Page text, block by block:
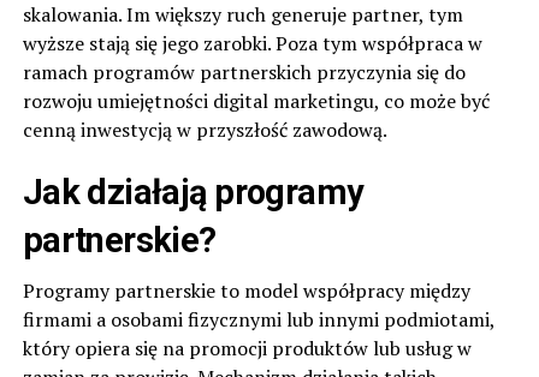
skalowania. Im większy ruch generuje partner, tym
wyższe stają się jego zarobki. Poza tym współpraca w
ramach programów partnerskich przyczynia się do
rozwoju umiejętności digital marketingu, co może być
cenną inwestycją w przyszłość zawodową.
Jak działają programy
partnerskie?
Programy partnerskie to model współpracy między
firmami a osobami fizycznymi lub innymi podmiotami,
który opiera się na promocji produktów lub usług w